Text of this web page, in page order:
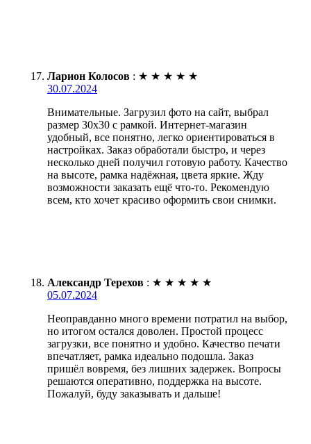
Ларион Колосов : ★ ★ ★ ★ ★
30.07.2024
Внимательные. Загрузил фото на сайт, выбрал
размер 30х30 с рамкой. Интернет-магазин
удобный, все понятно, легко ориентироваться в
настройках. Заказ обработали быстро, и через
несколько дней получил готовую работу. Качество
на высоте, рамка надёжная, цвета яркие. Жду
возможности заказать ещё что-то. Рекомендую
всем, кто хочет красиво оформить свои снимки.
Александр Терехов : ★ ★ ★ ★ ★
05.07.2024
Неоправданно много времени потратил на выбор,
но итогом остался доволен. Простой процесс
загрузки, все понятно и удобно. Качество печати
впечатляет, рамка идеально подошла. Заказ
пришёл вовремя, без лишних задержек. Вопросы
решаются оперативно, поддержка на высоте.
Пожалуй, буду заказывать и дальше!